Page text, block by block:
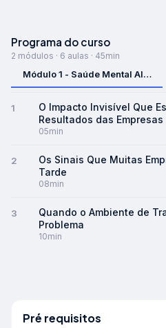
Programa do curso
2 módulos · 6 aulas · 45min
Módulo 1 - Saúde Mental Além
1
O Impacto Invisível Que
Resultados das Empresas
05min
2
Os Sinais Que Muitas
Tarde
08min
3
Quando o Ambiente de
Problema
10min
Módulo1: Módulo 1 - Saúde
Muitas empresas ainda tratam a
A forma como líderes e
Pré requisitos